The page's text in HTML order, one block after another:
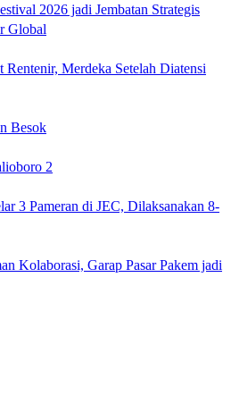
2026 jadi Jembatan Strategis
Global
Merdeka Setelah Diatensi
Besok
2
3 Pameran di JEC, Dilaksanakan 8-
Kolaborasi, Garap Pasar Pakem jadi